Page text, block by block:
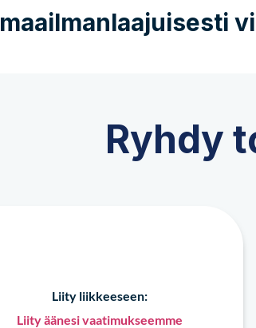
maailmanlaajuisesti
Ryhdy
Liity liikkeeseen:
Liity äänesi vaatimukseemme